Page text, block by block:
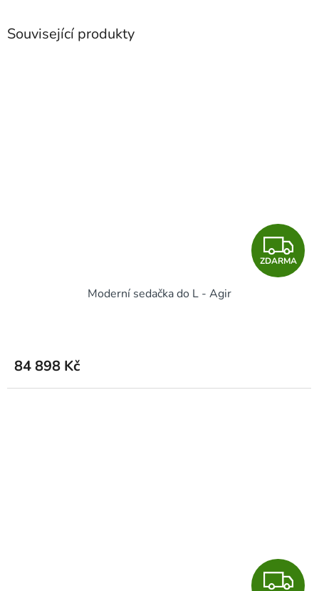
Související produkty
Z
D
A
ZDARMA
Moderní sedačka do L - Agir
84 898 Kč
Z